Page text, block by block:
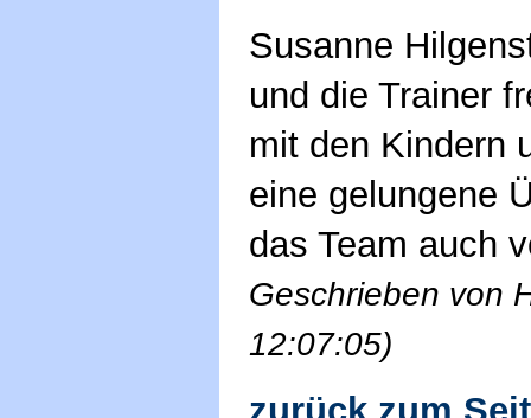
Susanne
und die Trainer
mit den Kindern
eine gelungene
das Team auch
Geschrieben von
12:07:05)